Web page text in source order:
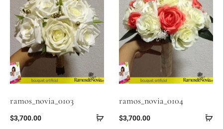
ramos_novia_0103
$3,700.00
ramos_novia_0104
$3,700.00